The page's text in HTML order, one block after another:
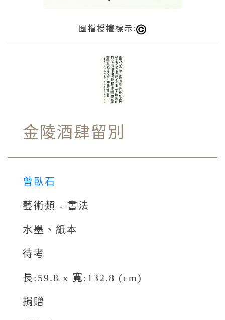
圖檔授權標示:
金陵酒肆留別
曾臥石
藝術類 - 書法
水墨、紙本
待考
長:59.8 x 寬:132.8 (cm)
捐贈